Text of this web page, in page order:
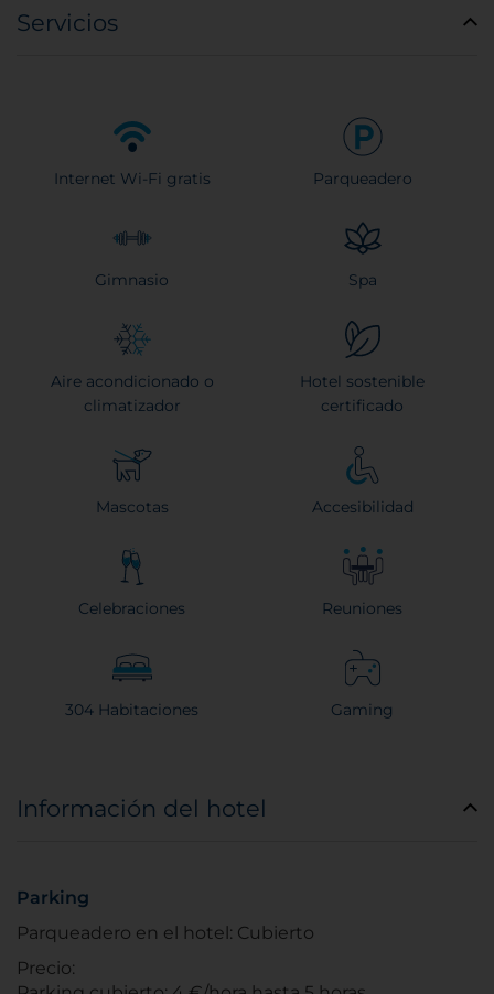
Servicios
Internet Wi-Fi gratis Parqueadero
Gimnasio Spa
Aire acondicionado o
climatizador
Hotel sostenible
certificado
Mascotas Accesibilidad
Celebraciones Reuniones
304 Habitaciones Gaming
Información del hotel
Parking
Parqueadero en el hotel: Cubierto
Precio: